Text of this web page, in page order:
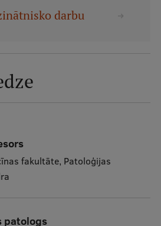
darbu
fakultāte, Patoloģijas
patologs